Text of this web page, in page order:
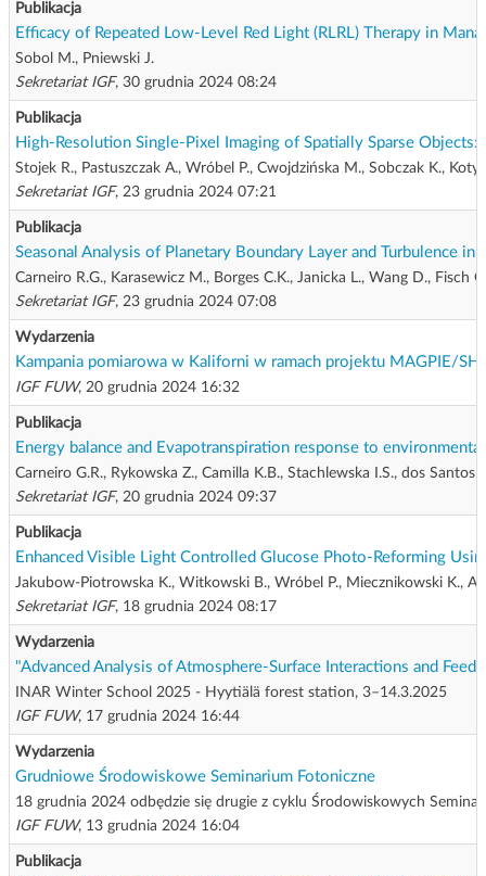
Publikacja
Efficacy of Repeated Low-Level Red Light (RLRL) Therapy in
Sobol M., Pniewski J.
Sekretariat IGF, 30 grudnia 2024 08:24
Publikacja
High-Resolution Single-Pixel Imaging of Spatially Sparse
Stojek R., Pastuszczak A., Wróbel P., Cwojdzińska M., Sobczak K.,
Sekretariat IGF, 23 grudnia 2024 07:21
Publikacja
Seasonal Analysis of Planetary Boundary Layer and Turbulence
Carneiro R.G., Karasewicz M., Borges C.K., Janicka L., Wang D., Fisch
Sekretariat IGF, 23 grudnia 2024 07:08
Wydarzenia
Kampania pomiarowa w Kaliforni w ramach projektu MAGPIE/
IGF FUW, 20 grudnia 2024 16:32
Publikacja
Energy balance and Evapotranspiration response to
Carneiro G.R., Rykowska Z., Camilla K.B., Stachlewska I.S., dos Santos
Sekretariat IGF, 20 grudnia 2024 09:37
Publikacja
Enhanced Visible Light Controlled Glucose Photo-Reforming
Jakubow-Piotrowska K., Witkowski B., Wróbel P., Miecznikowski K.,
Sekretariat IGF, 18 grudnia 2024 08:17
Wydarzenia
"Advanced Analysis of Atmosphere-Surface Interactions and
INAR Winter School 2025 - Hyytiälä forest station, 3–14.3.2025
IGF FUW, 17 grudnia 2024 16:44
Wydarzenia
Grudniowe Środowiskowe Seminarium Fotoniczne
18 grudnia 2024 odbędzie się drugie z cyklu Środowiskowych
IGF FUW, 13 grudnia 2024 16:04
Publikacja